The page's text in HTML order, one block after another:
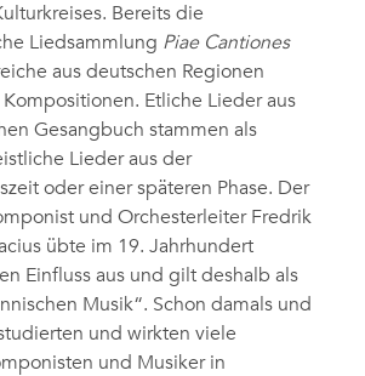
Bereits die
Liedsammlung Piae Cantiones
aus deutschen Regionen
Etliche Lieder aus
Gesangbuch stammen als
Lieder aus der
oder einer späteren Phase. Der
und Orchesterleiter Fredrik
übte im 19. Jahrhundert
Einfluss aus und gilt deshalb als
Musik“. Schon damals und
und wirkten viele
und Musiker in